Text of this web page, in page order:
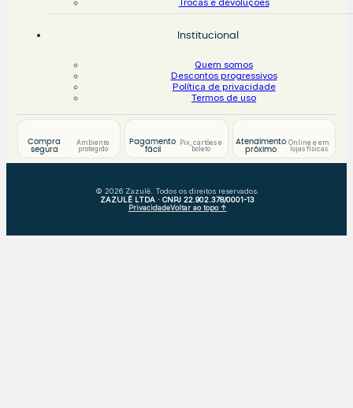
Trocas e devoluções
Institucional
Quem somos
Descontos progressivos
Política de privacidade
Termos de uso
Compra
segura
Ambiente
protegido
Pagamento
fácil
Pix, cartões e
boleto
Atendimento
próximo
Online e em
lojas físicas
© 2026 Zazulê. Todos os direitos reservados.
ZAZULÊ LTDA · CNPJ 22.902.378/0001-13
PrivacidadeVoltar ao topo ↑